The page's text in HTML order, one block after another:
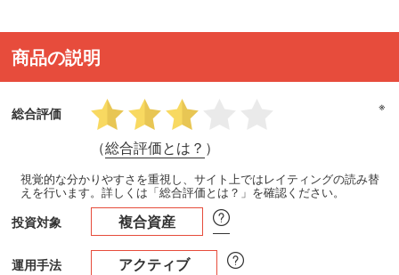
商品の説明
総合評価
（総合評価とは？ ）
※
視覚的な分かりやすさを重視し、サイト上ではレイティングの読み替
えを行います。詳しくは「総合評価とは？」を確認ください。
投資対象 複合資産
運用手法 アクティブ